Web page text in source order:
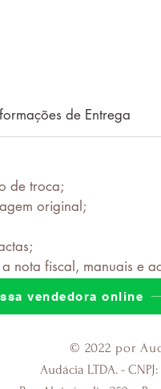
de Entrega
de troca;
original;
nota fiscal, manuais e
vendedora online
© 2022 por
Audácia LTDA. -